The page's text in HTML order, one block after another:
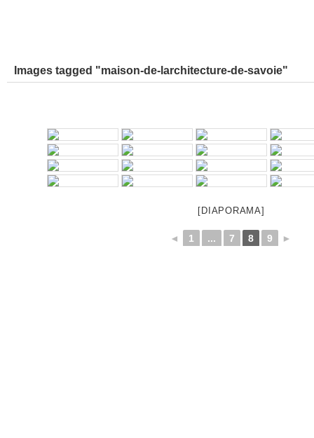
Images tagged "maison-de-larchitecture-de-savoie"
[DIAPORAMA]
◄ 1 ... 7 8 9 ►